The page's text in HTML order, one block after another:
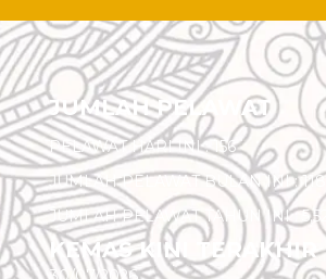
JUMLAH PELAWAT
PELAWAT HARI INI : 156
JUMLAH PELAWAT BULAN INI :
JUMLAH PELAWAT TAHUN INI :
KEMAS KINI TERAKHIR